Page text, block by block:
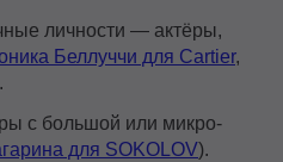
личности — актёры,
Беллуччи для Cartier,
с большой или микро-
для SOKOLOV).